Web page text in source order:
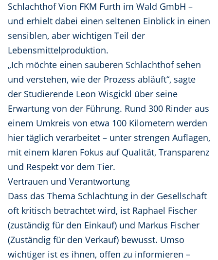
Schlachthof Vion FKM Furth im Wald GmbH –
und erhielt dabei einen seltenen Einblick in einen
sensiblen, aber wichtigen Teil der
Lebensmittelproduktion.
„Ich möchte einen sauberen Schlachthof sehen
und verstehen, wie der Prozess abläuft“, sagte
der Studierende Leon Wisgickl über seine
Erwartung von der Führung. Rund 300 Rinder aus
einem Umkreis von etwa 100 Kilometern werden
hier täglich verarbeitet – unter strengen Auflagen,
mit einem klaren Fokus auf Qualität, Transparenz
und Respekt vor dem Tier.
Vertrauen und Verantwortung
Dass das Thema Schlachtung in der Gesellschaft
oft kritisch betrachtet wird, ist Raphael Fischer
(zuständig für den Einkauf) und Markus Fischer
(Zuständig für den Verkauf) bewusst. Umso
wichtiger ist es ihnen, offen zu informieren –